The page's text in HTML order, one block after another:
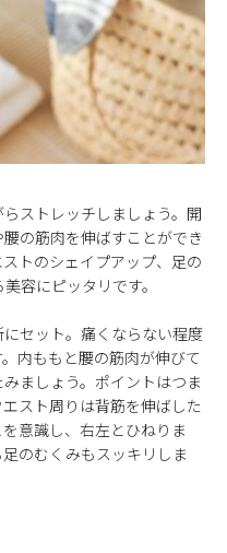
ストレッチしましょう。開
の筋肉を伸ばすことができ
トのシェイプアップ、足の
容にピッタリです。
セット。痛くならない程度
内ももと腰の筋肉が伸びて
ましょう。ポイントはつま
スト周りは背筋を伸ばした
意識し、右左とひねりま
のむくみもスッキリしま